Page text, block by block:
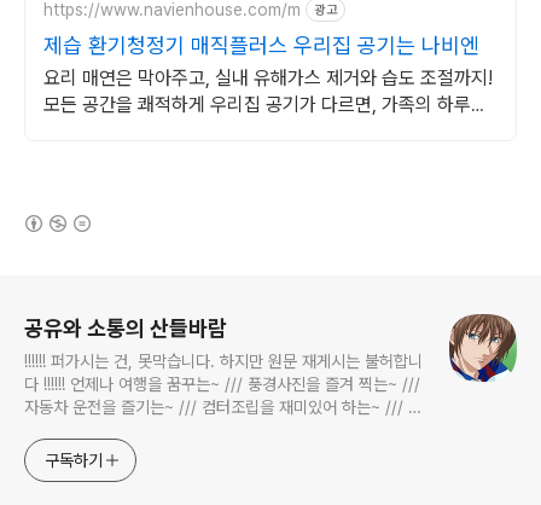
https://www.navienhouse.com/m 광고
제습 환기청정기 매직플러스 우리집 공기는 나비엔
요리 매연은 막아주고, 실내 유해가스 제거와 습도 조절까지!
모든 공간을 쾌적하게 우리집 공기가 다르면, 가족의 하루도
공유와 소통의 산들바람
!!!!!! 퍼가시는 건, 못막습니다. 하지만 원문 재게시는 불허합니
다 !!!!!! 언제나 여행을 꿈꾸는~ /// 풍경사진을 즐겨 찍는~ ///
자동차 운전을 즐기는~ /// 컴터조립을 재미있어 하는~ /// 고
식하는 미드가 있는~ /// 사회적 이슈에 발언하는~ 不老巨
구독하기